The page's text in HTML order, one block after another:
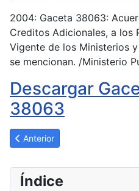
2004: Gaceta 38063:
Creditos Adicionales, a los
Vigente de los Ministerios
se mencionan. /Ministerio
Descargar
38063
Artículo anterior: Resolucion.
Anterior
Índice